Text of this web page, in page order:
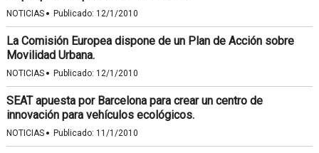
NOTICIAS · Publicado: 12/1/2010
La Comisión Europea dispone de un Plan de Acción sobre
Movilidad Urbana.
NOTICIAS · Publicado: 12/1/2010
SEAT apuesta por Barcelona para crear un centro de
innovación para vehículos ecológicos.
NOTICIAS · Publicado: 11/1/2010